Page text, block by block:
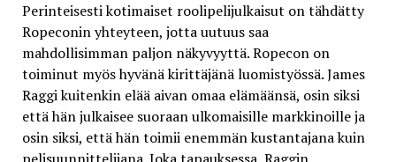
Perinteisesti kotimaiset roolipelijulkaisut on tähdätty
Ropeconin yhteyteen, jotta uutuus saa
mahdollisimman paljon näkyvyyttä. Ropecon on
toiminut myös hyvänä kirittäjänä luomistyössä. James
Raggi kuitenkin elää aivan omaa elämäänsä, osin siksi
että hän julkaisee suoraan ulkomaisille markkinoille ja
osin siksi, että hän toimii enemmän kustantajana kuin